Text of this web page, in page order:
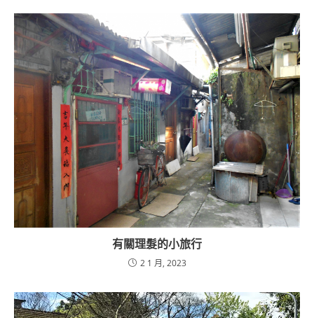
有關理髮的小旅行
2 1 月, 2023